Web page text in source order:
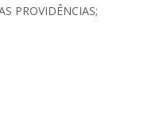
PROVIDÊNCIAS;